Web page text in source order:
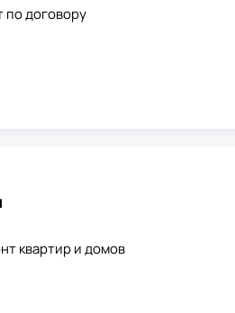
по договору
квартир и домов